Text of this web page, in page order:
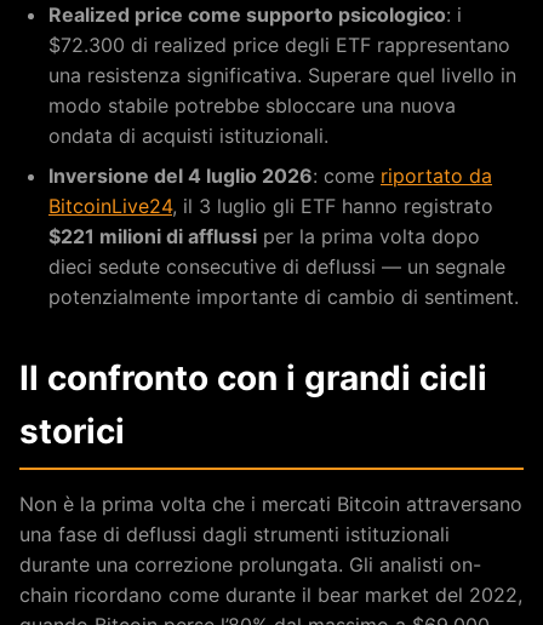
Realized price come supporto psicologico: i
$72.300 di realized price degli ETF rappresentano
una resistenza significativa. Superare quel livello in
modo stabile potrebbe sbloccare una nuova
ondata di acquisti istituzionali.
Inversione del 4 luglio 2026: come riportato da
BitcoinLive24, il 3 luglio gli ETF hanno registrato
$221 milioni di afflussi per la prima volta dopo
dieci sedute consecutive di deflussi — un segnale
potenzialmente importante di cambio di sentiment.
Il confronto con i grandi cicli
storici
Non è la prima volta che i mercati Bitcoin attraversano
una fase di deflussi dagli strumenti istituzionali
durante una correzione prolungata. Gli analisti on-
chain ricordano come durante il bear market del 2022,